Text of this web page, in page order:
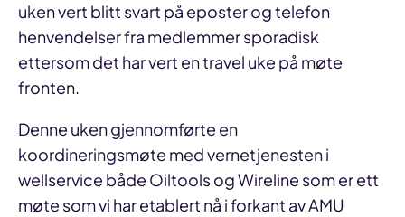
uken vert blitt svart på eposter og telefon
henvendelser fra medlemmer sporadisk
ettersom det har vert en travel uke på møte
fronten.
Denne uken gjennomførte en
koordineringsmøte med vernetjenesten i
wellservice både Oiltools og Wireline som er ett
møte som vi har etablert nå i forkant av AMU